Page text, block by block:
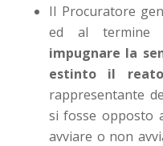
Il Procuratore
ed al termine
impugnare la
estinto il reato
rappresentante
si fosse opposto
avviare o non